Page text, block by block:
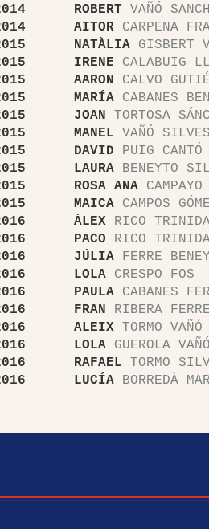
ROBERT VAÑÓ
AITOR CARPENA
NATÀLIA GISBERT
IRENE CALABUIG
AARON CALVO
MARÍA CABANES
JOAN TORTOSA
MANEL VAÑÓ
DAVID PUIG CANTÓ
LAURA BENEYTO
ANA
MAICA CAMPOS
ÁLEX RICO
PACO RICO
JÚLIA FERRE
LOLA CRESPO FOS
PAULA CABANES
FRAN RIBERA
ALEIX TORMO VAÑÓ
LOLA GUEROLA
RAFAEL TORMO
LUCÍA BORREDÀ